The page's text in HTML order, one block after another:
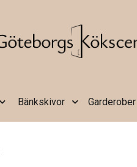
Bänkskivor Garderober